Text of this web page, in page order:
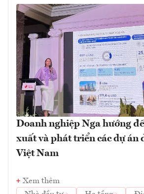
Doanh nghiệp Nga hướng
xuất và phát triển các dự án
Việt Nam
Xem thêm